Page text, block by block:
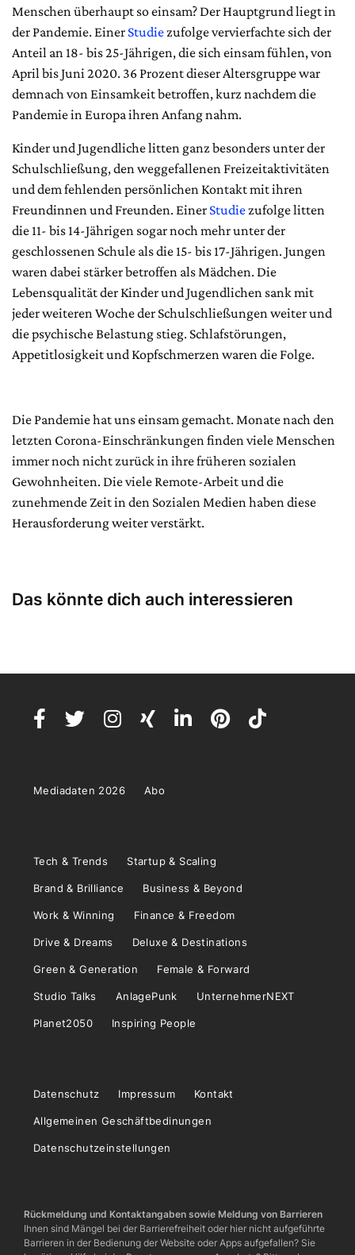
Menschen überhaupt so einsam? Der Hauptgrund liegt in
der Pandemie. Einer Studiezufolge vervierfachte sich der
Anteil an 18- bis 25-Jährigen, die sich einsam fühlen, von
April bis Juni 2020. 36 Prozent dieser Altersgruppe war
demnach von Einsamkeit betroffen, kurz nachdem die
Pandemie in Europa ihren Anfang nahm.
Kinder und Jugendliche litten ganz besonders unter der
Schulschließung, den weggefallenen Freizeitaktivitäten
und dem fehlenden persönlichen Kontakt mit ihren
Freundinnen und Freunden. Einer Studiezufolge litten
die 11- bis 14-Jährigen sogar noch mehr unter der
geschlossenen Schule als die 15- bis 17-Jährigen. Jungen
waren dabei stärker betroffen als Mädchen. Die
Lebensqualität der Kinder und Jugendlichen sank mit
jeder weiteren Woche der Schulschließungen weiter und
die psychische Belastung stieg. Schlafstörungen,
Appetitlosigkeit und Kopfschmerzen waren die Folge.
Die Pandemie hat uns einsam gemacht. Monate nach den
letzten Corona-Einschränkungen finden viele Menschen
immer noch nicht zurück in ihre früheren sozialen
Gewohnheiten. Die viele Remote-Arbeit und die
zunehmende Zeit in den Sozialen Medien haben diese
Herausforderung weiter verstärkt.
Das könnte dich auch interessieren
Mediadaten 2026 Abo
Tech & Trends Startup & Scaling
Brand & Brilliance Business & Beyond
Work & Winning Finance & Freedom
Drive & Dreams Deluxe & Destinations
Green & Generation Female & Forward
Studio Talks AnlagePunk UnternehmerNEXT
Planet2050 Inspiring People
Datenschutz Impressum Kontakt
Allgemeinen Geschäftbedinungen
Datenschutzeinstellungen
Rückmeldung und Kontaktangaben sowie Meldung von Barrieren
Ihnen sind Mängel bei der Barrierefreiheit oder hier nicht aufgeführte
Barrieren in der Bedienung der Website oder Apps aufgefallen? Sie